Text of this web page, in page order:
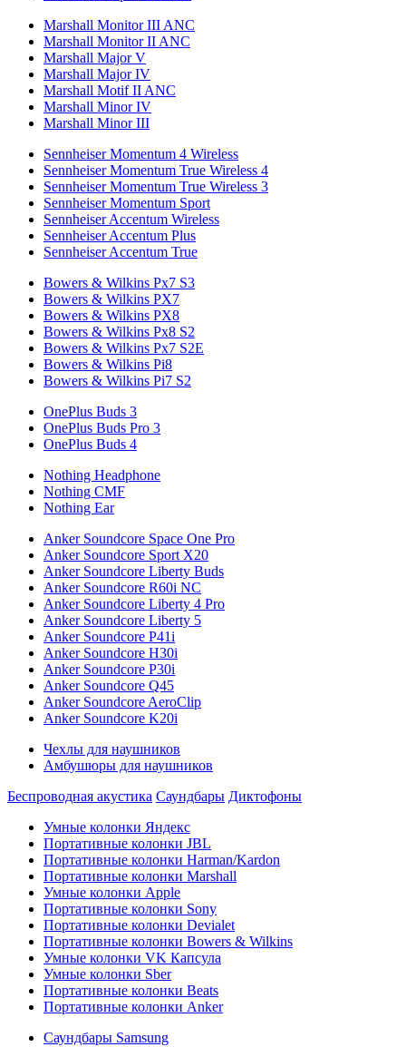
Marshall Monitor III ANC
Marshall Monitor II ANC
Marshall Major V
Marshall Major IV
Marshall Motif II ANC
Marshall Minor IV
Marshall Minor III
Sennheiser Momentum 4 Wireless
Sennheiser Momentum True Wireless 4
Sennheiser Momentum True Wireless 3
Sennheiser Momentum Sport
Sennheiser Accentum Wireless
Sennheiser Accentum Plus
Sennheiser Accentum True
Bowers & Wilkins Px7 S3
Bowers & Wilkins PX7
Bowers & Wilkins PX8
Bowers & Wilkins Px8 S2
Bowers & Wilkins Px7 S2E
Bowers & Wilkins Pi8
Bowers & Wilkins Pi7 S2
OnePlus Buds 3
OnePlus Buds Pro 3
OnePlus Buds 4
Nothing Headphone
Nothing CMF
Nothing Ear
Anker Soundcore Space One Pro
Anker Soundcore Sport X20
Anker Soundcore Liberty Buds
Anker Soundcore R60i NC
Anker Soundcore Liberty 4 Pro
Anker Soundcore Liberty 5
Anker Soundcore P41i
Anker Soundcore H30i
Anker Soundcore P30i
Anker Soundcore Q45
Anker Soundcore AeroClip
Anker Soundcore K20i
Чехлы для наушников
Амбушюры для наушников
Беспроводная акустика Саундбары Диктофоны
Умные колонки Яндекс
Портативные колонки JBL
Портативные колонки Harman/Kardon
Портативные колонки Marshall
Умные колонки Apple
Портативные колонки Sony
Портативные колонки Devialet
Портативные колонки Bowers & Wilkins
Умные колонки VK Капсула
Умные колонки Sber
Портативные колонки Beats
Портативные колонки Anker
Саундбары Samsung